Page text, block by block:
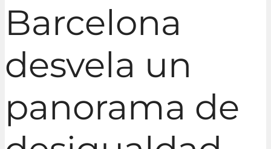
Barcelona
desvela un
panorama de